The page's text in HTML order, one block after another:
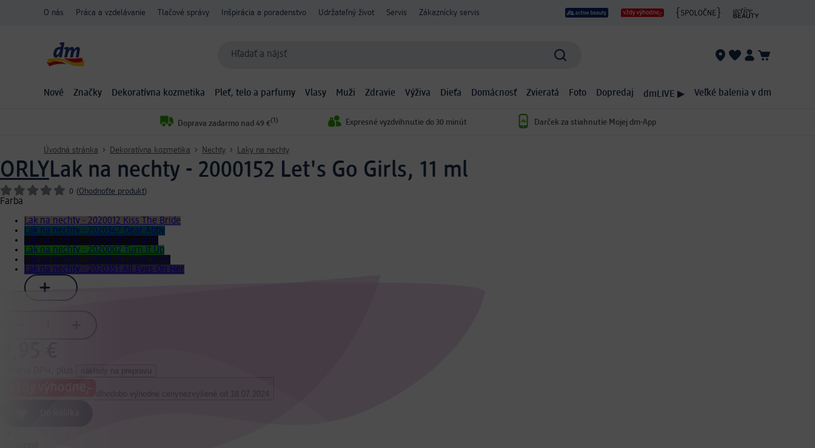
O nás Práca a vzdelávanie Tlačové správy Inšpirácia a poradenstvo Udržateľný život Servis Zákaznícky servis
Hľadať a nájsť
Nové Značky Dekoratívna kozmetika Pleť, telo a parfumy Vlasy Muži Zdravie Výživa Dieťa Domácnosť Zvieratá Foto Dopredaj dmLIVE ▶ Veľké balenia v dm
Doprava zadarmo nad 49 €(1) Expresné vyzdvihnutie do 30 minút Darček za stiahnutie Mojej dm-App
Úvodná stránka Dekoratívna kozmetika Nechty Laky na nechty
ORLYLak na nechty - 2000152 Let's Go Girls, 11 ml
0 (Ohodnoťte produkt)
Farba
Lak na nechty - 2020012 Kiss The Bride
Lak na nechty - 2020347 Dear Abby
Lak na nechty - 2020028 Naughty
Lak na nechty - 2020002 Turn It Up
Lak na nechty - 2020029 Liquid Vinyl
Lak na nechty - 2020351 All Eyes On Her
náklady na prepravu